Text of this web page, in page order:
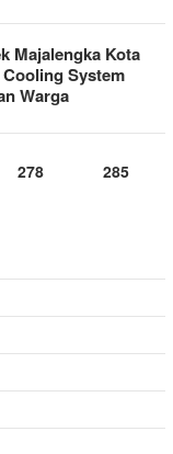
Majalengka Kota
System
Warga
278
285